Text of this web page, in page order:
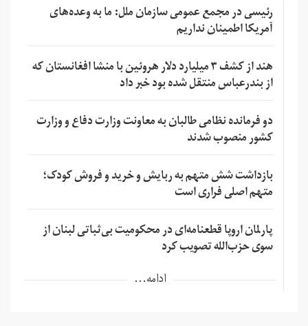
رئیسی در مجمع عمومی سازمان ملل: ما به وعده‌های
آمریکا اطمینان نداریم
هند از کشف ۳ میلیارد دلار هروئین با منشا افغانستان که
از بندرعباس منتقل شده بود خبر داد
دو فرمانده نظامی طالبان به معاونت وزارت دفاع و وزارت
کشور منصوب شدند
بازداشت شش متهم به ربایش و خرید و فروش کودک؛
متهم اصلی فراری است
پارلمان اروپا قطعنامه‌ای در محکومیت بی‌ثباتی لبنان از
سوی حزب‌الله تصویب کرد
ادامه...